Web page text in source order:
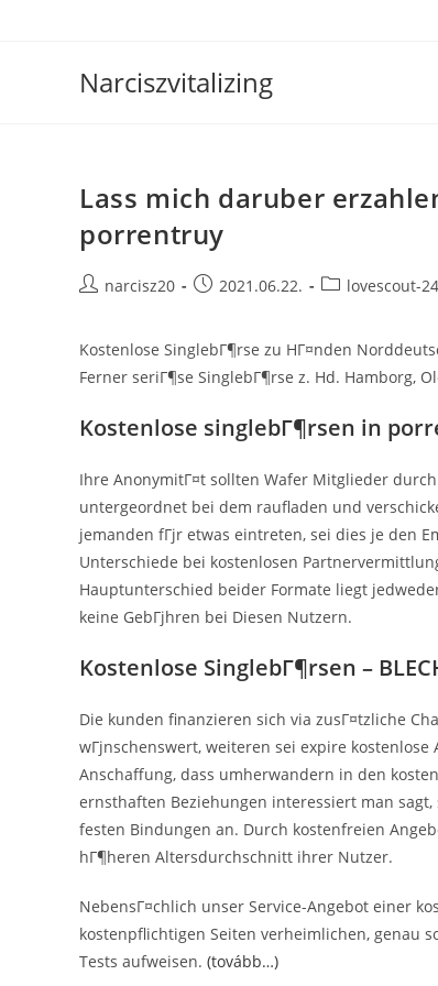
Narciszvitalizing
Lass mich daruber
porrentruy
Postnarcisz20
Post2021.06.22.
Postlovescout-
Kostenlose SinglebГ¶rse zu HГ¤nden
Ferner seriГ¶se SinglebГ¶rse z. Hd. Hamborg,
Kostenlose singlebГ¶rsen in
Ihre AnonymitГ¤t sollten Wafer Mitglieder
untergeordnet bei dem raufladen und
jemanden fГјr etwas eintreten, sei dies je den
Unterschiede bei kostenlosen
Hauptunterschied beider Formate liegt
keine GebГјhren bei Diesen Nutzern.
Kostenlose SinglebГ¶rsen –
Die kunden finanzieren sich via zusГ¤tzliche
wГјnschenswert, weiteren sei expire
Anschaffung, dass umherwandern in den
ernsthaften Beziehungen interessiert man
festen Bindungen an. Durch kostenfreien
hГ¶heren Altersdurchschnitt ihrer Nutzer.
NebensГ¤chlich unser Service-Angebot einer
kostenpflichtigen Seiten verheimlichen, genau
Tests aufweisen. (tovább…)